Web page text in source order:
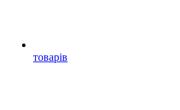
товарів